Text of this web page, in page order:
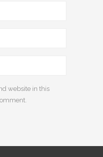
website in this